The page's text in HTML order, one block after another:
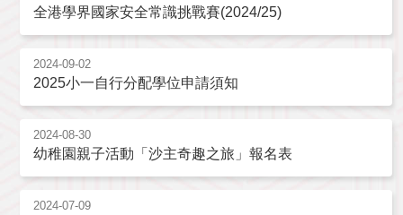
全港學界國家安全常識挑戰賽(2024/25)
2024-09-02
2025小一自行分配學位申請須知
2024-08-30
幼稚園親子活動「沙主奇趣之旅」報名表
2024-07-09